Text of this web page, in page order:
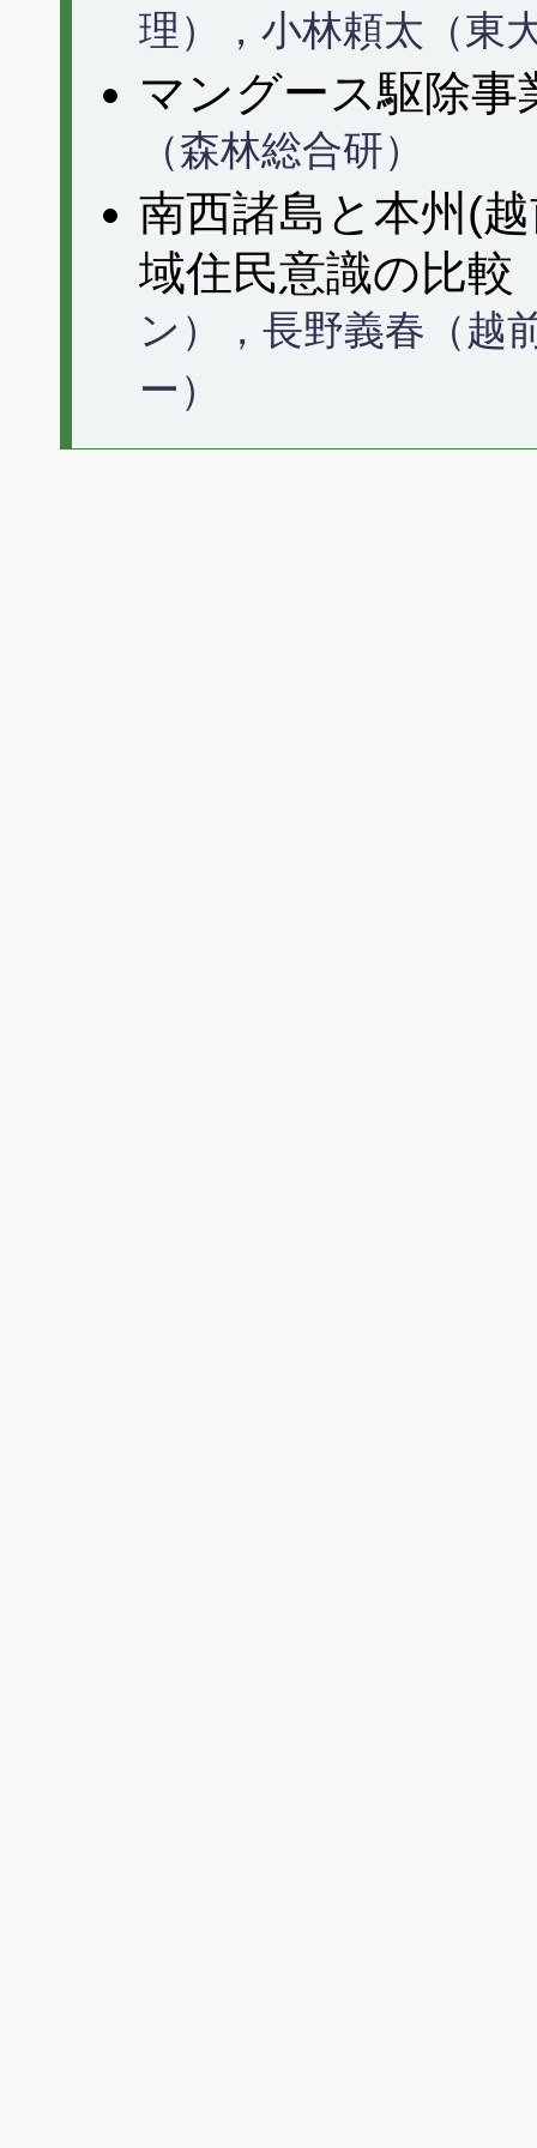
理），小林頼太（東
マングース駆除
（森林総合研）
南西諸島と本州(
域住民意識の比
ン），長野義春（越
ー）